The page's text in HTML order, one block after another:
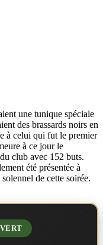
une tunique spéciale
des brassards noirs en
à celui qui fut le premier
à ce jour le
club avec 152 buts.
été présentée à
de cette soirée.